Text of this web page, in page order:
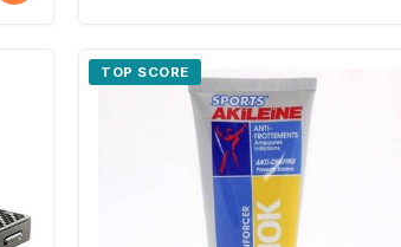
TOP SCORE